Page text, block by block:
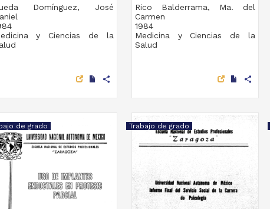
Domínguez, José
y Ciencias de la
share
Rico Balderrama, Ma. del
Carmen
1984
Medicina y Ciencias de la
Salud
share
de grado Trabajo de grado